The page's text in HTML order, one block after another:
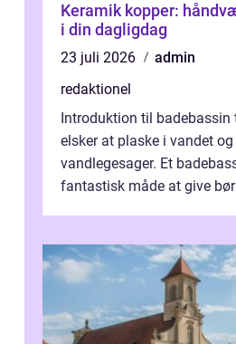
Keramik kopper:
i din dagligdag
23 juli 2026
admin
redaktionel
Introduktion til badebassin
elsker at plaske i vandet og
vandlegesager. Et
fantastisk måde at give